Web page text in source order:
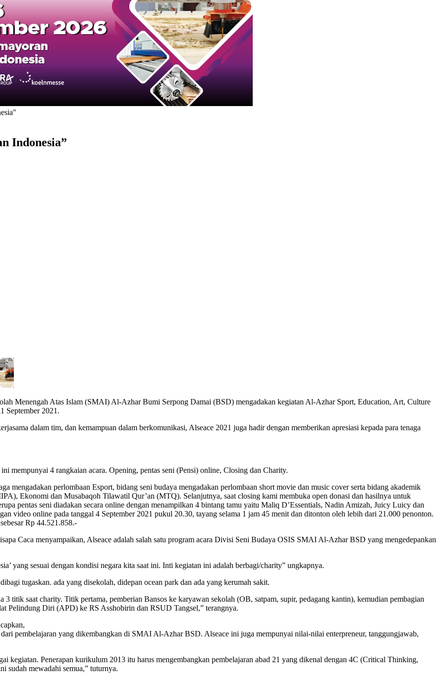
Indonesia”
Menengah Atas Islam (SMAI) Al-Azhar Bumi Serpong Damai (BSD) mengadakan kegiatan Al-Azhar Sport, Education, Art, Culture
September 2021.
dalam tim, dan kemampuan dalam berkomunikasi, Alseace 2021 juga hadir dengan memberikan apresiasi kepada para tenaga
mempunyai 4 rangkaian acara. Opening, pentas seni (Pensi) online, Closing dan Charity.
mengadakan perlombaan Esport, bidang seni budaya mengadakan perlombaan short movie dan music cover serta bidang akademik
Ekonomi dan Musabaqoh Tilawatil Qur’an (MTQ). Selanjutnya, saat closing kami membuka open donasi dan hasilnya untuk
pentas seni diadakan secara online dengan menampilkan 4 bintang tamu yaitu Maliq D’Essentials, Nadin Amizah, Juicy Luicy dan
video online pada tanggal 4 September 2021 pukul 20.30, tayang selama 1 jam 45 menit dan ditonton oleh lebih dari 21.000 penonton.
Rp 44.521.858.-
Caca menyampaikan, Alseace adalah salah satu program acara Divisi Seni Budaya OSIS SMAI Al-Azhar BSD yang mengedepankan
yang sesuai dengan kondisi negara kita saat ini. Inti kegiatan ini adalah berbagi/charity” ungkapnya.
tugaskan. ada yang disekolah, didepan ocean park dan ada yang kerumah sakit.
3 titik saat charity. Titik pertama, pemberian Bansos ke karyawan sekolah (OB, satpam, supir, pedagang kantin), kemudian pembagian
Pelindung Diri (APD) ke RS Asshobirin dan RSUD Tangsel,” terangnya.
pembelajaran yang dikembangkan di SMAI Al-Azhar BSD. Alseace ini juga mempunyai nilai-nilai enterpreneur, tanggungjawab,
kegiatan. Penerapan kurikulum 2013 itu harus mengembangkan pembelajaran abad 21 yang dikenal dengan 4C (Critical Thinking,
sudah mewadahi semua,” tuturnya.